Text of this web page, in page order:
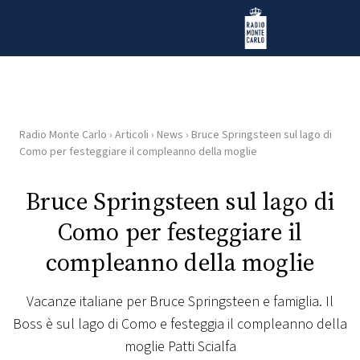
Radio Monte Carlo
HOME
RADIO
PLAYLIST
Radio Monte Carlo › Articoli › News › Bruce Springsteen sul lago di
Como per festeggiare il compleanno della moglie
Bruce Springsteen sul lago di
Como per festeggiare il
compleanno della moglie
Vacanze italiane per Bruce Springsteen e famiglia. Il
Boss è sul lago di Como e festeggia il compleanno della
moglie Patti Scialfa